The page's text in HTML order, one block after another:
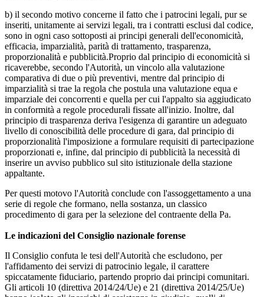
b) il secondo motivo concerne il fatto che i patrocini legali, pur se
inseriti, unitamente ai servizi legali, tra i contratti esclusi dal codice,
sono in ogni caso sottoposti ai principi generali dell'economicità,
efficacia, imparzialità, parità di trattamento, trasparenza,
proporzionalità e pubblicità.Proprio dal principio di economicità si
ricaverebbe, secondo l'Autorità, un vincolo alla valutazione
comparativa di due o più preventivi, mentre dal principio di
imparzialità si trae la regola che postula una valutazione equa e
imparziale dei concorrenti e quella per cui l'appalto sia aggiudicato
in conformità a regole procedurali fissate all'inizio. Inoltre, dal
principio di trasparenza deriva l'esigenza di garantire un adeguato
livello di conoscibilità delle procedure di gara, dal principio di
proporzionalità l'imposizione a formulare requisiti di partecipazione
proporzionati e, infine, dal principio di pubblicità la necessità di
inserire un avviso pubblico sul sito istituzionale della stazione
appaltante.
Per questi motovo l'Autorità conclude con l'assoggettamento a una
serie di regole che formano, nella sostanza, un classico
procedimento di gara per la selezione del contraente della Pa.
Le indicazioni del Consiglio nazionale forense
Il Consiglio confuta le tesi dell'Autorità che escludono, per
l'affidamento dei servizi di patrocinio legale, il carattere
spiccatamente fiduciario, partendo proprio dai principi comunitari.
Gli articoli 10 (direttiva 2014/24/Ue) e 21 (direttiva 2014/25/Ue)